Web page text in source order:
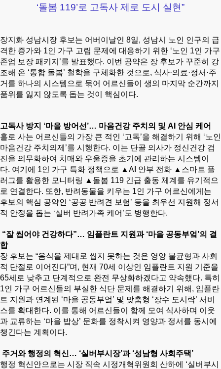
‘돌봄 119’로 고독사 제로 도시 실현”
장지화 성남시장 후보는 어버이날인 8일, 성남시 노인 인구의 급
격한 증가와 1인 가구 고립 문제에 대응하기 위한 ‘노인 1인 가구
존엄 보장 패키지’를 발표했다. 이번 공약은 장 후보가 꾸준히 강
조해 온 ‘통합 돌봄’ 철학을 구체화한 것으로, 식사·의료·정서·주
거를 하나의 시스템으로 묶어 어르신들이 생의 마지막 순간까지
품위를 잃지 않도록 돕는 것이 핵심이다.
고독사 방지 ‘마을 방어선’… 마음건강 주치의 및 AI 안심 케어
홀로 사는 어르신들의 가장 큰 적인 ‘고독’을 해결하기 위해 ‘노인
마음건강 주치의제’를 시행한다. 이는 단골 의사가 정신건강 검
진을 의무화하여 치매와 우울증을 초기에 관리하는 시스템이
다. 여기에 1인 가구 특화 정책으로 ▲AI 안부 전화 ▲스마트 플
러그를 활용한 모니터링 ▲돌봄 119 긴급 출동 체계를 유기적으
로 연결한다. 또한, 반려동물을 키우는 1인 가구 어르신에게는
후보의 핵심 공약인 ‘공공 반려견 보험’ 등을 최우선 지원해 정서
적 안정을 돕는 ‘실버 반려가족 케어’도 병행한다.
“잘 씹어야 건강하다”… 임플란트 지원과 ‘마을 공동부엌’의 결
합
장 후보는 “음식을 제대로 씹지 못하는 것은 영양 불균형과 사회
적 단절로 이어진다”며, 현재 70세 이상인 임플란트 지원 기준을
65세로 낮추고 단계적으로 완전 무상화하겠다고 약속했다. 특히
1인 가구 어르신들의 부실한 식단 문제를 해결하기 위해, 임플란
트 지원과 연계된 ‘마을 공동부엌’ 및 맞춤형 ‘장수 도시락’ 서비
스를 확대한다. 이를 통해 어르신들이 함께 모여 식사하며 이웃
과 교류하는 ‘마을 밥상’ 문화를 정착시켜 영양과 정서를 동시에
챙긴다는 계획이다.
주거와 행정의 혁신… ‘실버부시장’과 ‘성남형 사회주택’
행정 혁신안으로는 시장 직속 시정개혁위원회 산하에 ‘실버부시